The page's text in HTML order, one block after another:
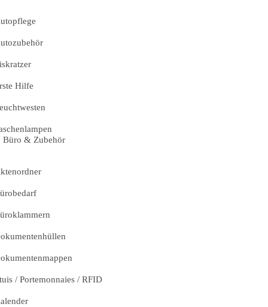
Hilfe
Büro & Zubehör
/ Portemonnaies / RFID